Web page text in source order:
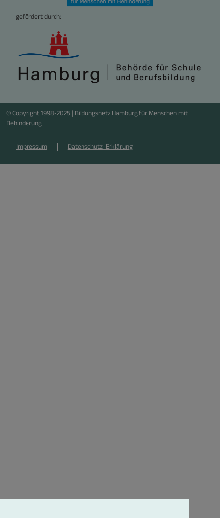
gefördert durch:
© Copyright 1998-2025 | Bildungsnetz Hamburg für Menschen mit
Behinderung
Impressum Datenschutz-Erklärung